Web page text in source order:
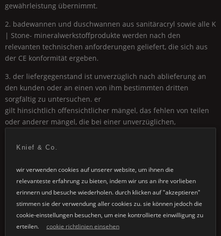
gewährleistung übernimmt.
2. badewannen und duschwannen aus sanitäracryl sowie alle K
| Stone- mineralwerkstoffprodukte werden nach den
relevanten technischen anforderungen geliefert, die sich aus
der CE konformität ergeben.
3. der liefergegenstand ist unverzüglich nach ablieferung an
den kunden oder an einen von ihm bestimmten dritten
sorgfältig zu untersuchen. er
gilt hinsichtlich offensichtlicher mängel, das fehlen von teilen
oder anderer mängel, die bei einer unverzüglichen,
kunden genehmigt, wenn kco nicht innerhalb sieben werktagen
hinsichtlich anderer wesentlicher mängel gelten die
liefergegenstände als vom kunden genehmigt, wenn die
mängelrüge kco nicht binnen sieben werktagen nach dem
zeitpunkt zugeht, in dem sich der mangel zeigte. war der
mangel bei normaler verwendung für den kunden bereits zu
einem früheren zeitpunkt erkennbar, ist jedoch dieser frühere
Knief & Co.
wir verwenden cookies auf unserer website, um ihnen die
relevanteste erfahrung zu bieten, indem wir uns an ihre vorlieben
erinnern und besuche wiederholen. durch klicken auf "akzeptieren"
stimmen sie der verwendung aller cookies zu. sie können jedoch die
cookie-einstellungen besuchen, um eine kontrollierte einwilligung zu
erteilen.
cookie richtlinien einsehen